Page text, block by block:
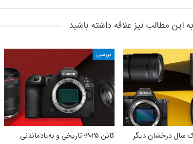
مطالب نیز علاقه داشته باشید
۲۰۲۵؛ یک سال درخشان دیگر
بررسی
کانن ۲۰۲۵؛ تاریخی و به‌یادماندنی